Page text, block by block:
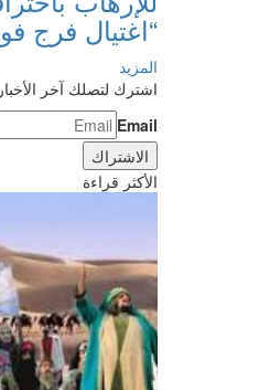
“اغتيال فرج
المزيد
اشترك لتصلك آخر
Email
الأكثر قراءة